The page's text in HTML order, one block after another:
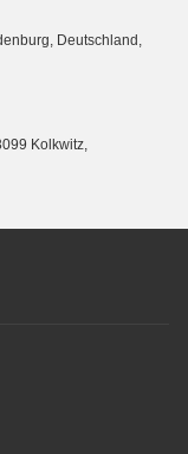
Deutschland,
Kolkwitz,